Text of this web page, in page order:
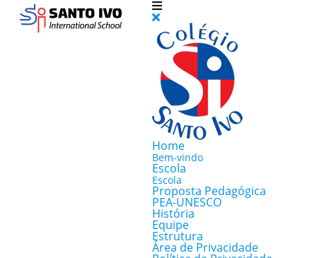
Home
Bem-vindo
Escola
Escola
Proposta Pedagógica
PEA-UNESCO
História
Equipe
Estrutura
Área de Privacidade